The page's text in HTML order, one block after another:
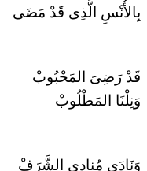
بِالأُنْسِ الَّذِى قَدْ مَضَى
قَدْ رَضِىَ المَحْبُوبْ
وَنِلْنَا المَطْلُوبْ
وَنَادَى مُنادِي الشَّرَفْ